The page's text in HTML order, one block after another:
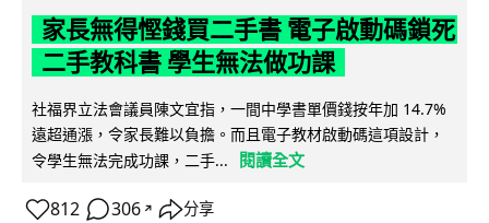
家長無得慳錢買二手書 電子啟動碼鎖死
二手教科書 學生無法做功課
社福界立法會議員陳文宜指，一間中學書單價錢按年加 14.7%
遠超通漲，令家長難以負擔。而且電子教材啟動碼這項設計，
令學生無法完成功課，二手...
閱讀全文
812 306 ↗ 分享